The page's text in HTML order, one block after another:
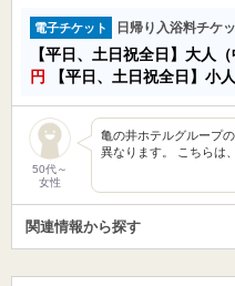
電子チケット 日帰り入浴料チケ
【平日、土日祝全日】大人
円
【平日、土日祝全日】小人
50代～
女性
亀の井ホテルグループ
異なります。 こちらは
関連情報から探す